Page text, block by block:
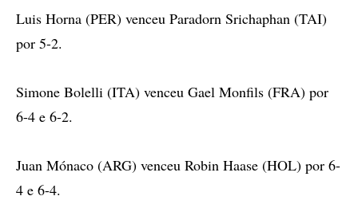
Luis Horna (PER) venceu Paradorn Srichaphan (TAI)
por 5-2.
Simone Bolelli (ITA) venceu Gael Monfils (FRA) por
6-4 e 6-2.
Juan Mónaco (ARG) venceu Robin Haase (HOL) por 6-
4 e 6-4.